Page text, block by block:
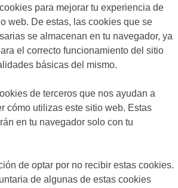
para mejorar tu experiencia de
web. De estas, las cookies que se
se almacenan en tu navegador, ya
el correcto funcionamiento del sitio
básicas del mismo.
de terceros que nos ayudan a
cómo utilizas este sitio web. Estas
en tu navegador solo con tu
de optar por no recibir estas cookies.
de algunas de estas cookies